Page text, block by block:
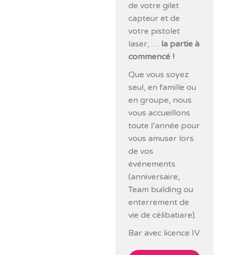
de votre gilet
capteur et de
votre pistolet
laser, … la partie à
commencé !
Que vous soyez
seul, en famille ou
en groupe, nous
vous accueillons
toute l’année pour
vous amuser lors
de vos
événements.
(anniversaire,
Team building ou
enterrement de
vie de célibatiare).
Bar avec licence IV